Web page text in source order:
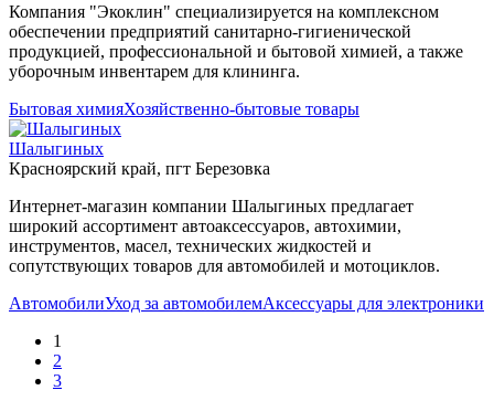
Компания "Экоклин" специализируется на комплексном
обеспечении предприятий санитарно-гигиенической
продукцией, профессиональной и бытовой химией, а также
уборочным инвентарем для клининга.
Бытовая химияХозяйственно-бытовые товары
Шалыгиных
Красноярский край, пгт Березовка
Интернет-магазин компании Шалыгиных предлагает
широкий ассортимент автоаксессуаров, автохимии,
инструментов, масел, технических жидкостей и
сопутствующих товаров для автомобилей и мотоциклов.
АвтомобилиУход за автомобилемАксессуары для электроники
1
2
3